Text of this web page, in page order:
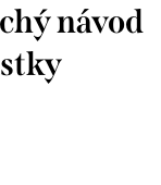
návod